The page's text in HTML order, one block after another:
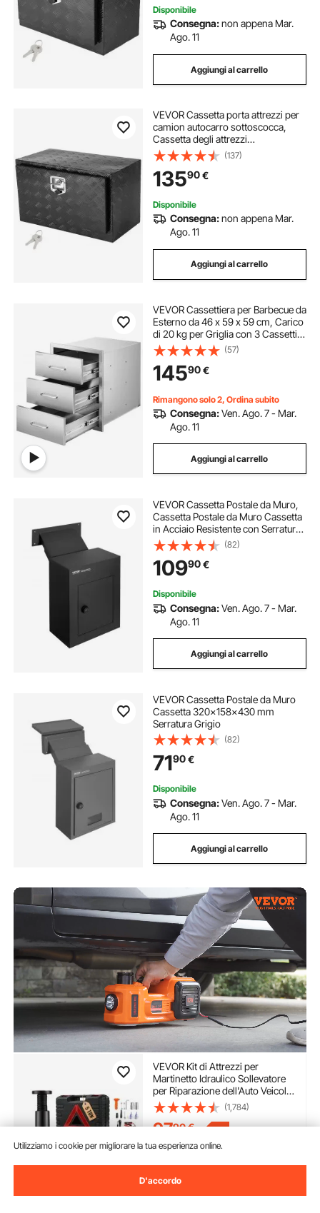
Disponibile
Consegna:non appena Mar.
Ago. 11
Aggiungi al carrello
VEVOR Cassetta porta attrezzi per
camion autocarro sottoscocca,
Cassetta degli attrezzi
914x356x406mm, Scatola
portaoggetti per pick-up, Lega di
alluminio, Cassetta porta attrezzi
carico 40 kg
(137)
13590€
Disponibile
Consegna:non appena Mar.
Ago. 11
Aggiungi al carrello
VEVOR Cassettiera per Barbecue da
Esterno da 46 x 59 x 59 cm, Carico
di 20 kg per Griglia con 3 Cassetti e
Maniglie in Acciaio Inossidabile, per
Cucina da Esterno e Isola per
Griglia da Giardino
(57)
14590€
Rimangono solo 2, Ordina subito
Consegna:Ven. Ago. 7 - Mar.
Ago. 11
Aggiungi al carrello
VEVOR Cassetta Postale da Muro,
Cassetta Postale da Muro Cassetta
in Acciaio Resistente con Serratura
a Combinazione Spessore Parete
da 70-200 mm Cassetta Postale
330 x 178 x 430 mm Nero
(82)
10990€
Disponibile
Consegna:Ven. Ago. 7 - Mar.
Ago. 11
Aggiungi al carrello
VEVOR Cassetta Postale da Muro
Cassetta 320x158x430 mm
Serratura Grigio
(82)
7190€
Disponibile
Consegna:Ven. Ago. 7 - Mar.
Ago. 11
Aggiungi al carrello
VEVOR Kit di Attrezzi per
Martinetto Idraulico Sollevatore
per Riparazione dell'Auto Veicolo
Carico Massimo 5 Tonnellate
Corrente CC 12V 180W 15A
Pressione 10bar, Cassetta di
(1,784)
9790€
102,90€
Disponibile
Consegna:
Ago. 11
Utilizziamo i cookie per migliorare la tua esperienza online.
D'accordo